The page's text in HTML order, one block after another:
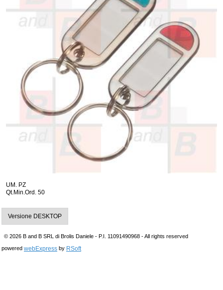
UM. PZ
Qt.Min.Ord. 50
Versione DESKTOP
© 2026 B and B SRL di Brolis Daniele - P.I. 11091490968 - All rights reserved
powered webExpress by RSoft